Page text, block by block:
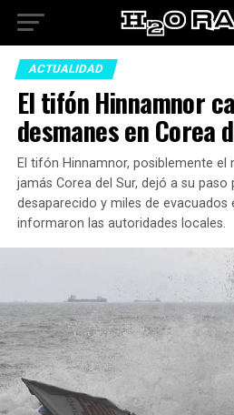
ACTUALIDAD
El tifón Hinnamnor
desmanes en Corea
El tifón Hinnamnor, posiblemente
jamás Corea del Sur, dejó a su
desaparecido y miles de evacuados
informaron las autoridades locales.